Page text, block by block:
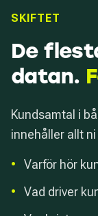
SKIFTET
De
datan.
Kundsamtal i
innehåller allt
•
Varför hör
•
Vad driver